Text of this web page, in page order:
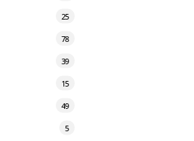
25
78
39
15
49
5